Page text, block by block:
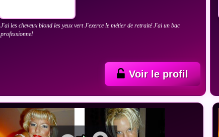
J'ai les cheveux blond les yeux vert J'exerce le métier de retraité J'ai un bac
professionnel
Voir le profil